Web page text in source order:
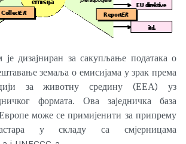
је дизајниран за сакупљање података о
земаља о емисијама у зрак према
за животну средину (ЕЕА) уз
формата. Ова заједничка база
може се примијенити за припрему
у складу са смјерницама